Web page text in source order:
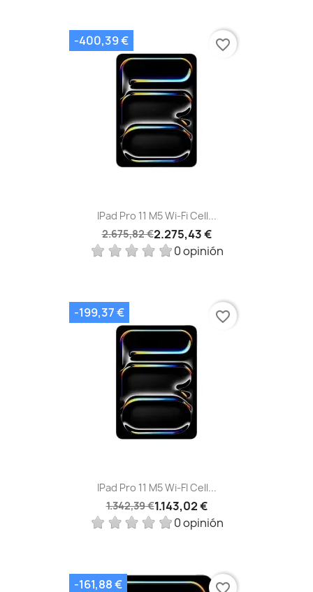
IPad Pro 11 M5 Wi‑Fi Cell...
2.675,82 €2.275,43 €
0 opinión
-400,39 € favorite_border
IPad Pro 11 M5 Wi-FI Cell...
1.342,39 €1.143,02 €
0 opinión
-199,37 € favorite_border
-161,88 €